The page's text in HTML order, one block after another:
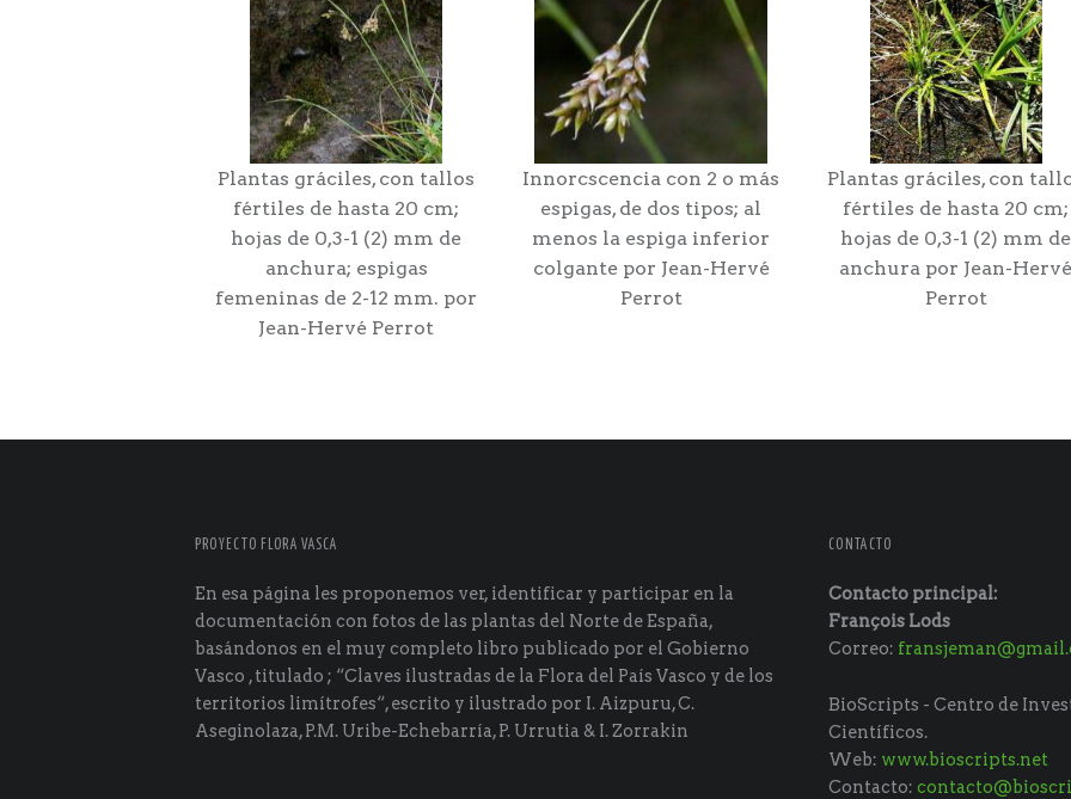
Plantas gráciles, con tallos
fértiles de hasta 20 cm;
hojas de 0,3-1 (2) mm de
anchura; espigas
femeninas de 2-12 mm. por
Jean-Hervé Perrot
Innorcscencia con 2 o más
espigas, de dos tipos; al
menos la espiga inferior
colgante por Jean-Hervé
Perrot
Plantas gráciles, con
fértiles de hasta 20 cm;
hojas de 0,3-1 (2) mm de
anchura por Jean-Hervé
Perrot
PROYECTO FLORA VASCA
En esa página les proponemos ver, identificar y participar en la
documentación con fotos de las plantas del Norte de España,
basándonos en el muy completo libro publicado por el Gobierno
Vasco , titulado ; “Claves ilustradas de la Flora del País Vasco y de los
territorios limítrofes“, escrito y ilustrado por I. Aizpuru, C.
Aseginolaza, P.M. Uribe-Echebarría, P. Urrutia & I. Zorrakin
CONTACTO
Contacto principal:
François Lods
Correo:
BioScripts - Centro de
Científicos.
Web: www.bioscripts.net
Contacto: